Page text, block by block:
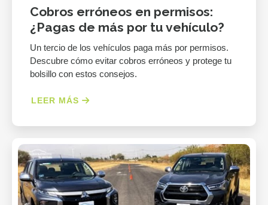
Cobros erróneos en permisos:
¿Pagas de más por tu vehículo?
Un tercio de los vehículos paga más por permisos.
Descubre cómo evitar cobros erróneos y protege tu
bolsillo con estos consejos.
LEER MÁS